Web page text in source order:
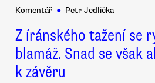
Komentář ● Petr Jedlička
Z íránského tažení se
blamáž. Snad se však
k závěru